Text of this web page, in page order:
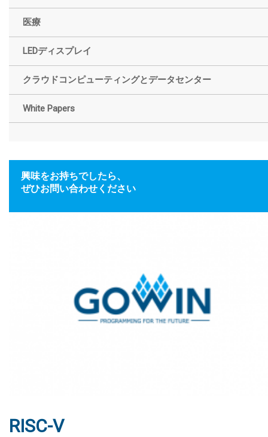
医療
LEDディスプレイ
クラウドコンピューティングとデータセンター
White Papers
興味をお持ちでしたら、
ぜひお問い合わせください
RISC-V